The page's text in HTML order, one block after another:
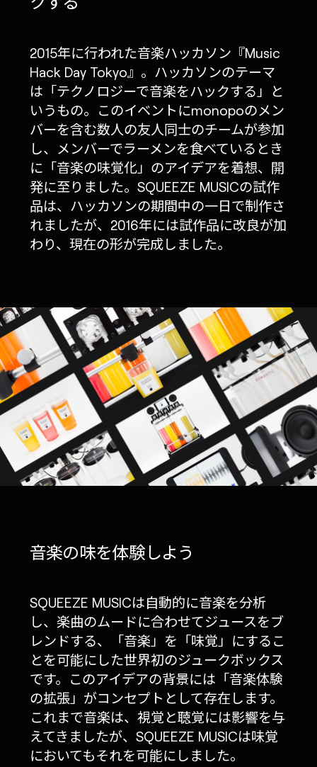
2015年に行われた音楽ハッカソン『Music
Hack Day Tokyo』。ハッカソンのテーマ
は「テクノロジーで音楽をハックする」と
いうもの。このイベントにmonopoのメン
バーを含む数人の友人同士のチームが参加
し、メンバーでラーメンを食べているとき
に「音楽の味覚化」のアイデアを着想、開
発に至りました。SQUEEZE MUSICの試作
品は、ハッカソンの期間中の一日で制作さ
れましたが、2016年には試作品に改良が加
わり、現在の形が完成しました。
音楽の味を体験しよう
SQUEEZE MUSICは自動的に音楽を分析
し、楽曲のムードに合わせてジュースをブ
レンドする、「音楽」を「味覚」にするこ
とを可能にした世界初のジュークボックス
です。このアイデアの背景には「音楽体験
の拡張」がコンセプトとして存在します。
これまで音楽は、視覚と聴覚には影響を与
えてきましたが、SQUEEZE MUSICは味覚
においてもそれを可能にしました。